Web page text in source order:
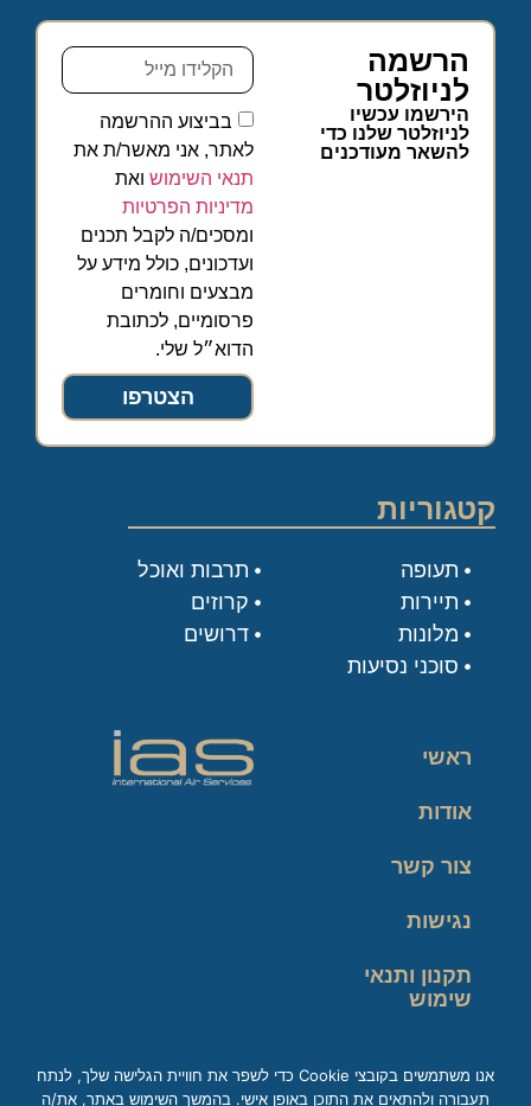
הרשמה
לניוזלטר
הירשמו עכשיו
לניוזלטר שלנו כדי
להשאר מעודכנים
בביצוע ההרשמה
לאתר, אני מאשר/ת את
תנאי השימוש ואת
מדיניות הפרטיות
ומסכים/ה לקבל תכנים
ועדכונים, כולל מידע על
מבצעים וחומרים
פרסומיים, לכתובת
הדוא״ל שלי.
הצטרפו
קטגוריות
תעופה
תיירות
מלונות
סוכני נסיעות
תרבות ואוכל
קרוזים
דרושים
ראשי
אודות
צור קשר
נגישות
תקנון ותנאי
שימוש
אנו משתמשים בקובצי Cookie כדי לשפר את חוויית הגלישה שלך, לנתח
תעבורה ולהתאים את התוכן באופן אישי. בהמשך השימוש באתר, את/ה